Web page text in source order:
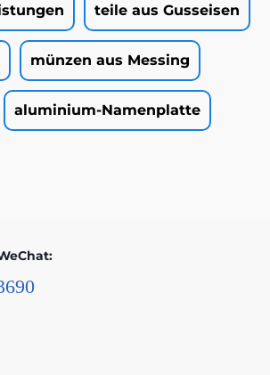
teile aus Gusseisen
münzen aus Messing
aluminium-Namenplatte